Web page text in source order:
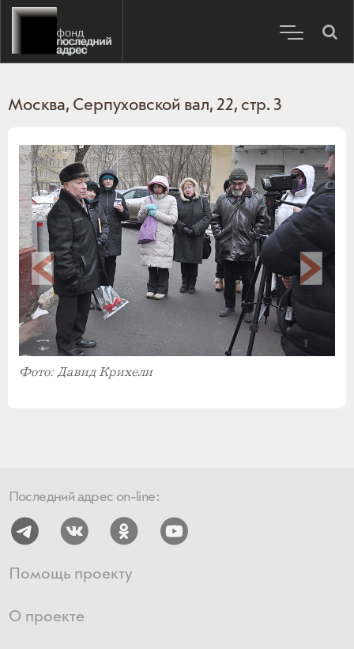
Москва, Серпуховской вал, 22, стр. 3
Фото: Давид Крихели
Последний адрес on-line:
Помощь проекту
О проекте